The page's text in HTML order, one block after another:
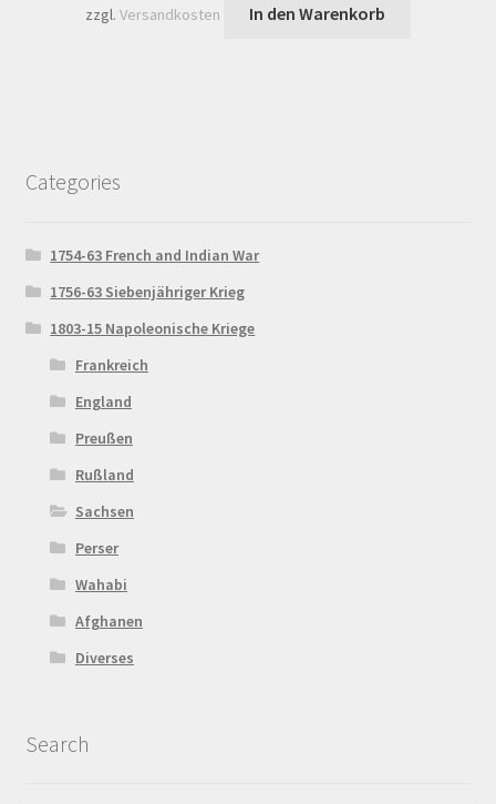
zzgl.Versandkosten In den Warenkorb
Categories
1754-63 French and Indian War
1756-63 Siebenjähriger Krieg
1803-15 Napoleonische Kriege
Frankreich
England
Preußen
Rußland
Sachsen
Perser
Wahabi
Afghanen
Diverses
Search